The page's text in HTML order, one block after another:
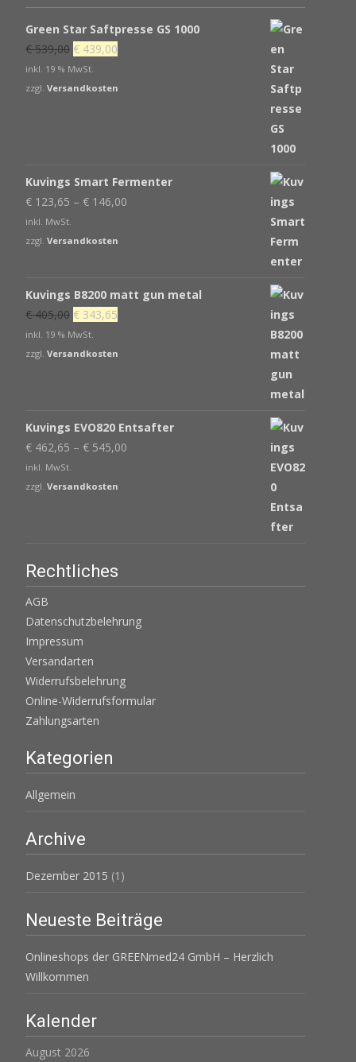
Green Star Saftpresse GS 1000
€539,00 Ursprünglicher
Preis
war:
€ 439,00
ist:
inkl. 19 % MwSt.
zzgl. Versandkosten
Kuvings Smart Fermenter
€ 123,65 – € 146,00
inkl. MwSt.
zzgl. Versandkosten
Kuvings B8200 matt gun metal
€405,00 Ursprünglicher
Preis
war:
€ 343,65
ist:
inkl. 19 % MwSt.
zzgl. Versandkosten
Kuvings EVO820 Entsafter
€ 462,65 – € 545,00
inkl. MwSt.
zzgl. Versandkosten
Rechtliches
AGB
Datenschutzbelehrung
Impressum
Versandarten
Widerrufsbelehrung
Online-Widerrufsformular
Zahlungsarten
Kategorien
Allgemein
Archive
Dezember 2015 (1)
Neueste Beiträge
Onlineshops der GREENmed24 GmbH – Herzlich
Willkommen
Kalender
August 2026